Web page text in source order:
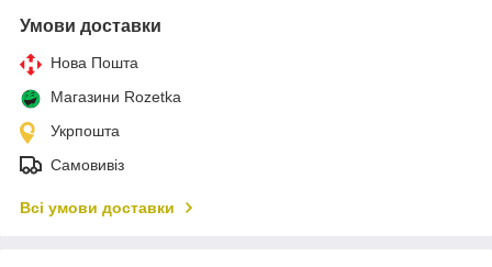
Умови доставки
Нова Пошта
Магазини Rozetka
Укрпошта
Самовивіз
Всі умови доставки